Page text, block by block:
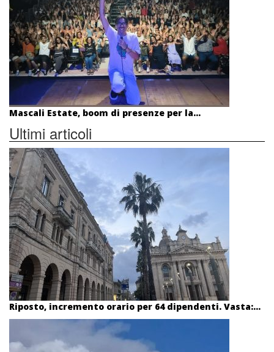
Mascali Estate, boom di presenze per la...
Ultimi articoli
Riposto, incremento orario per 64 dipendenti. Vasta:...